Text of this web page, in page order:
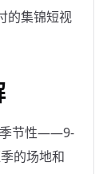
的集锦短视
季节性——9-
的场地和